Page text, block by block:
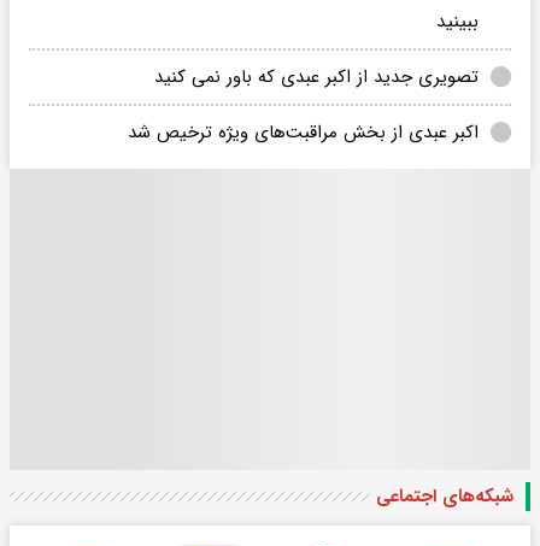
ببینید
تصویری جدید از اکبر عبدی که باور نمی کنید
اکبر عبدی از بخش مراقبت‌های ویژه ترخیص شد
شبکه‌های اجتماعی